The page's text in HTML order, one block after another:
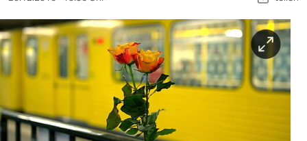
berlin
nord
wahrheit
verlag